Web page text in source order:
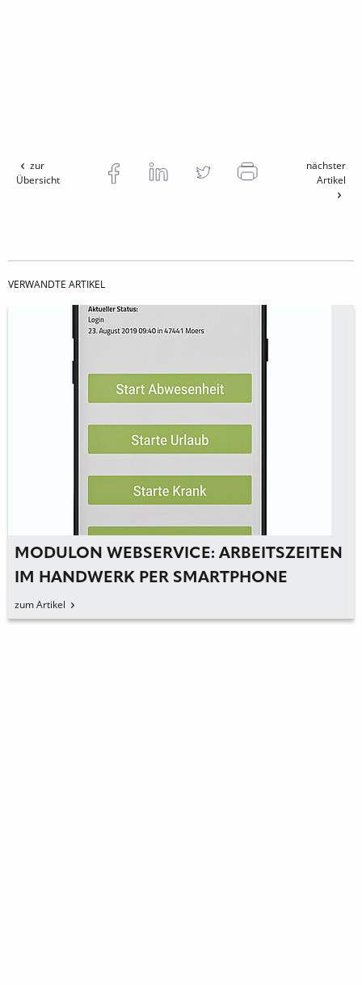
zur
Übersicht
nächster
Artikel
VERWANDTE ARTIKEL
MODULON WEBSERVICE: ARBEITSZEITEN
IM HANDWERK PER SMARTPHONE
ERFASSEN
zum Artikel